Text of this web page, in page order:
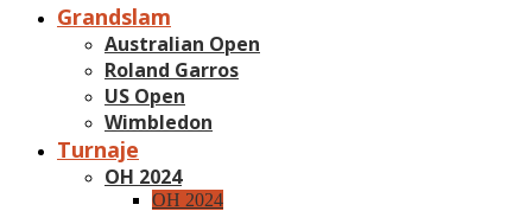
Grandslam
Australian Open
Roland Garros
US Open
Wimbledon
Turnaje
OH 2024
OH 2024